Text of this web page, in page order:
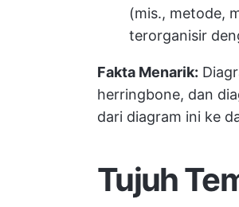
(mis., metode,
terorganisir
Fakta Menarik:
herringbone, dan
dari diagram ini ke
Tujuh